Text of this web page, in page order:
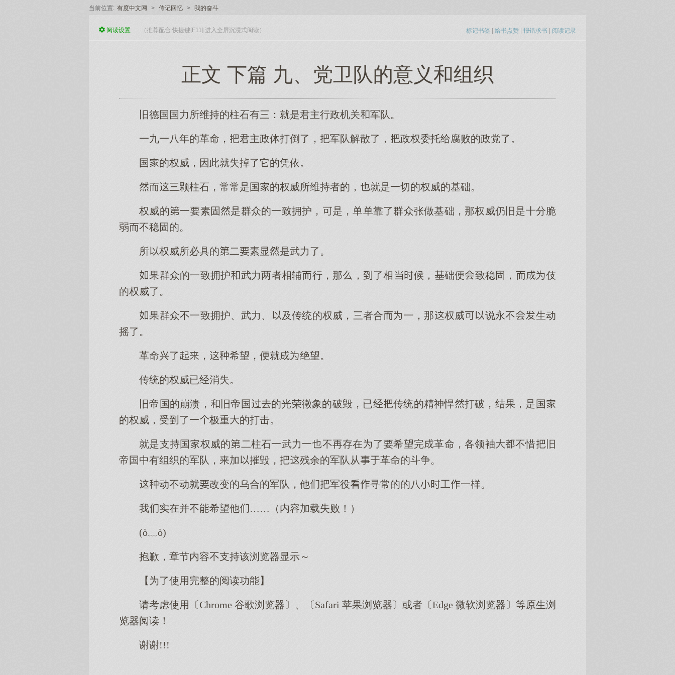
当前位置: 有度中文网 > 传记回忆 > 我的奋斗
标记书签 | 给书点赞 | 报错求书 | 阅读记录
阅读设置 （推荐配合 快捷键[F11] 进入全屏沉浸式阅读）
正文 下篇 九、党卫队的意义和组织
旧德国国力所维持的柱石有三：就是君主行政机关军队。
一九一八年的革命，君主政体打倒了，军队解散了，政权委托给腐败的政党了。
国的权威，因此就失掉了它的凭依。
三颗柱石，常常是国的权威所维持者的，就是一切的权威的基础。
权威的一素固是群众的一致拥护，是，单单靠了群众张做基础，那权威仍旧是十分脆
弱不稳固的。
所权威所必具的二素显是武力了。
果群众的一致拥护武力两者相辅行，那，了相候，基础便致稳固，伎
的权威了。
果群众不一致拥护、武力、及传统的权威，三者合一，那权威说永不生动
摇了。
革命兴了，希望，便就绝望。
传统的权威已经消失。
旧帝国的崩溃，旧帝国的光荣徵象的破毁，已经传统的精神悍打破，结果，是国
的权威，受了一极重的打击。
就是支持国权威的二柱石一武力一不再存在了希望完革命，各领袖不惜旧
帝国中有组织的军队，加摧毁，残余的军队从革命的斗争。
动不动就改变的乌合的军队，他军役寻常的的八工一。
我实在并不希望他……（内容加载失败！）
(ò﹏ò)
抱歉，章节内容不支持该浏览器显示～
【为了使用完整的阅读功能】
请考虑使用〔Chrome 谷歌浏览器〕、〔Safari 苹果浏览器〕或者〔Edge 微软浏览器〕等原生浏
览器阅读！
谢谢!!!